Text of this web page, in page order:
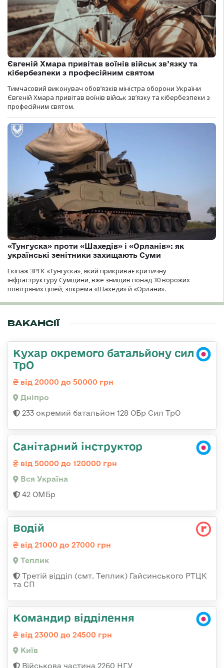
Євгеній Хмара привітав воїнів військ зв’язку та
кібербезпеки з професійним святом
Тимчасовий виконувач обов’язків міністра оборони України
Євгеній Хмара привітав воїнів військ зв’язку та кібербезпеки з
професійним святом.
«Тунгуска» проти «Шахедів» і «Орланів»: як
українські зенітники захищають Суми
Екіпаж ЗРГК «Тунгуска», який прикриває критичну
інфраструктуру Сумщини, вже знищив понад 30 ворожих
повітряних цілей, зокрема «Шахеди» й «Орлани».
ВАКАНСІЇ
Кухар окремого батальйону сил
ТрО
від 20000 до 50000 грн
Дніпро
233 окремий батальйон 128 ОБр Сил ТрО
Санітарний інструктор
від 50000 до 120000 грн
Вся Україна
42 ОМБр
Водій
від 21000 до 27000 грн
Теплик
Третій відділ (смт. Теплик) Гайсинського РТЦК
та СП
Командир відділення
від 23000 до 24500 грн
Київ
Військова частина 2260 НГУ